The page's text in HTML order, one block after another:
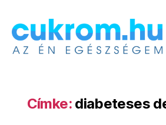
Címke: diabeteses